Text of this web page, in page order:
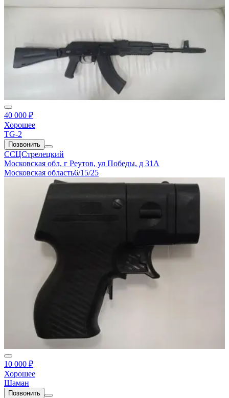
40 000 ₽
Хорошее
TG-2
Позвонить
ССЦСтрелецкий
Московская обл, г Реутов, ул Победы, д 31А
Московская область6/15/25
10 000 ₽
Хорошее
Шаман
Позвонить